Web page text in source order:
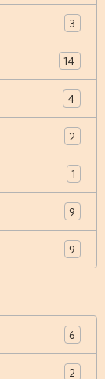
3
14
4
2
1
9
9
6
2